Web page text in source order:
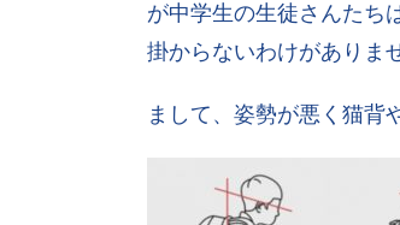
が中学生の生徒さんたち
掛からないわけがありま
まして、姿勢が悪く猫背